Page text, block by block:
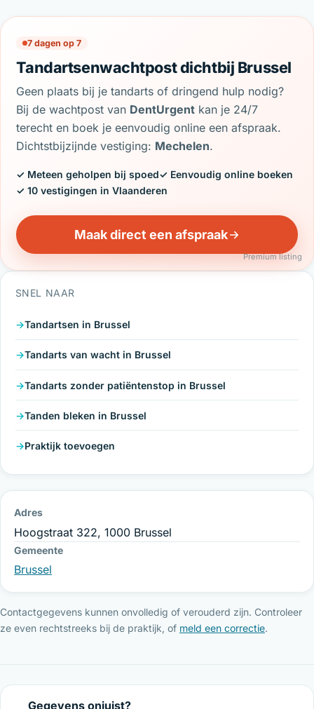
7 dagen op 7
Tandartsenwachtpost dichtbij Brussel
Geen plaats bij je tandarts of dringend hulp nodig?
Bij de wachtpost van DentUrgent kan je 24/7
terecht en boek je eenvoudig online een afspraak.
Dichtstbijzijnde vestiging: Mechelen.
✓ Meteen geholpen bij spoed✓ Eenvoudig online boeken
✓ 10 vestigingen in Vlaanderen
Maak direct een afspraak
Premium listing
SNEL NAAR
Tandartsen in Brussel
Tandarts van wacht in Brussel
Tandarts zonder patiëntenstop in Brussel
Tanden bleken in Brussel
Praktijk toevoegen
Adres
Hoogstraat 322, 1000 Brussel
Gemeente
Brussel
Contactgegevens kunnen onvolledig of verouderd zijn. Controleer
ze even rechtstreeks bij de praktijk, of meld een correctie.
Gegevens onjuist?